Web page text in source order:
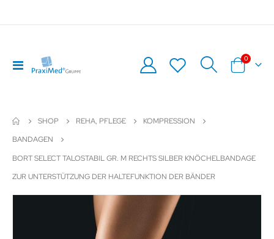
Navigation
umschalten
Warenkorb
0Artikel
SHOP REHA, PFLEGE
KOMPRESSION
BANDAGEN
BORT SELECT TALOSTABIL GR. M RECHTS SILBER KNÖCHELBANDAGE
ZUR UNTERSTÜTZUNG DER HALTEFUNKTION DER BÄNDER